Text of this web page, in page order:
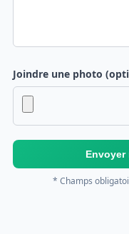
Joindre une photo
Envoyer
* Champs